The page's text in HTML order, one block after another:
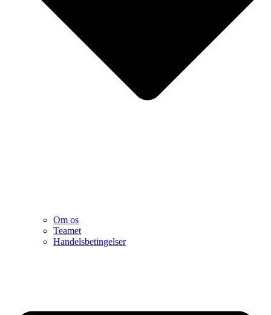
Om os
Teamet
Handelsbetingelser